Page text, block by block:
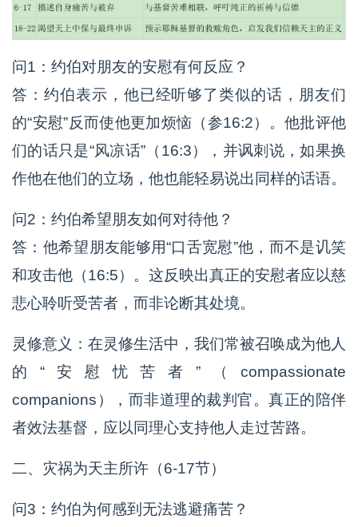
问1：约伯对朋友的安慰有何反应？
答：约伯表示，他已经听够了类似的话，朋友们
的“安慰”反而使他更加烦恼（参16:2）。他批评他
们的话只是“风凉话”（16:3），并讽刺说，如果换
作他在他们的立场，他也能轻易说出同样的话语。
问2：约伯希望朋友如何对待他？
答：他希望朋友能够用“口舌宽慰”他，而不是讥笑
和攻击他（16:5）。这反映出真正的安慰者应以慈
悲心聆听受苦者，而非论断其处境。
灵修意义：在灵修生活中，我们常被召唤成为他人
的“安慰忧苦者”（compassionate
companions），而非道理的裁判官。真正的陪伴
者效法基督，应以同理心支持他人走过苦路。
二、灾祸为天主所许（6-17节）
问3：约伯为何感到无法逃避痛苦？